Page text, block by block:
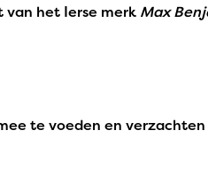
van het Ierse merk Max
te voeden en verzachten